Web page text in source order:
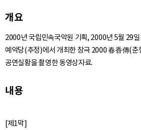
개요
2000년 국립민속국악원 기획, 2000년 5월 29
예악당(추정)에서 개최한 창극 2000 春香傳(춘
공연실황을 촬영한 동영상자료.
내용
[제1막]